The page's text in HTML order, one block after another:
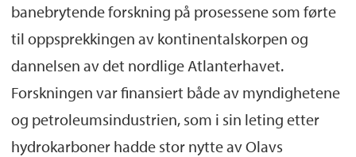
banebrytende forskning på prosessene som førte
til oppsprekkingen av kontinentalskorpen og
dannelsen av det nordlige Atlanterhavet.
Forskningen var finansiert både av myndighetene
og petroleumsindustrien, som i sin leting etter
hydrokarboner hadde stor nytte av Olavs